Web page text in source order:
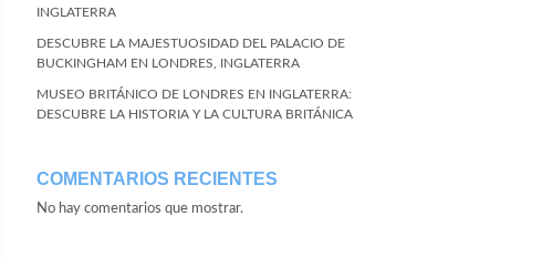
INGLATERRA
DESCUBRE LA MAJESTUOSIDAD DEL PALACIO DE
BUCKINGHAM EN LONDRES, INGLATERRA
MUSEO BRITÁNICO DE LONDRES EN INGLATERRA:
DESCUBRE LA HISTORIA Y LA CULTURA BRITÁNICA
COMENTARIOS RECIENTES
No hay comentarios que mostrar.